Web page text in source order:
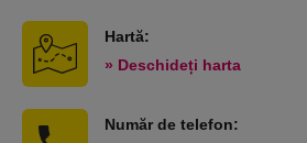
Hartă:
» Deschideți harta
Număr de telefon: